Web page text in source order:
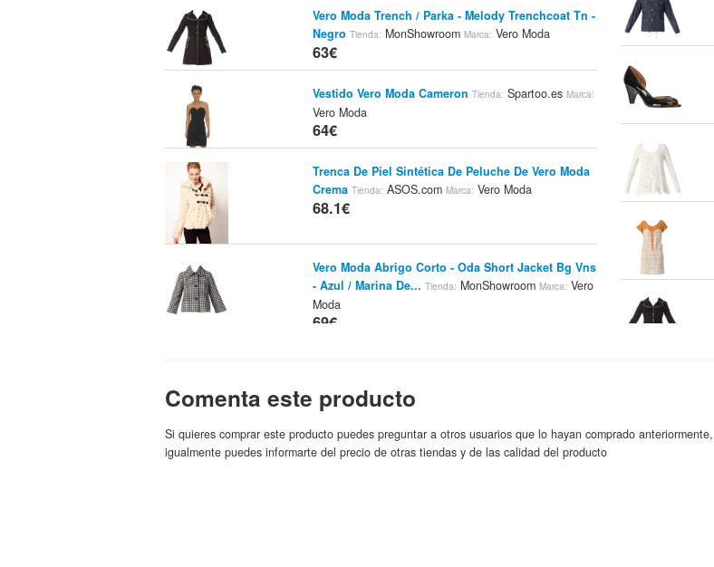
Vero Moda Trench / Parka - Melody Trenchcoat Tn -
Negro Tienda: MonShowroomMarca: Vero Moda
63€
Vestido Vero Moda Cameron Tienda: Spartoo.esMarca:
Vero Moda
64€
Trenca De Piel Sintética De Peluche De Vero Moda
Crema Tienda: ASOS.comMarca: Vero Moda
68.1€
Vero Moda Abrigo Corto - Oda Short Jacket Bg Vns
- Azul / Marina De... Tienda: MonShowroomMarca: Vero
Moda
69€
69€
Vero Moda Elaina Chaqueta De Invierno Corta
Fórmula Uno Negro Tienda: Kolibrishop.esMarca:Vero
Comenta este producto
Si quieres comprar este producto puedes preguntar a otros usuarios que lo hayan comprado anteriormente,
igualmente puedes informarte del precio de otras tiendas y de las calidad del producto